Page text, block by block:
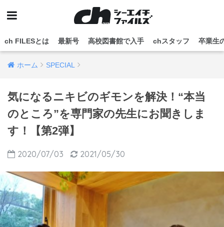
ch FILESとは 最新号 高校図書館で入手 chスタッフ 卒業生
ホーム SPECIAL
気になるニキビのギモンを解決！“本当
のところ”を専門家の先生にお聞きしま
す！【第2弾】
2020/07/03 2021/05/30